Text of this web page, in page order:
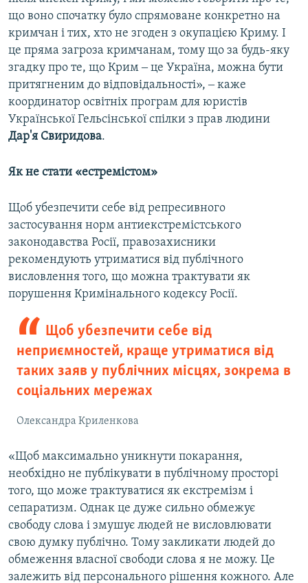
що воно спочатку було спрямоване конкретно на
кримчан і тих, хто не згоден з окупацією Криму. І
це пряма загроза кримчанам, тому що за будь-яку
згадку про те, що Крим ‒ це Україна, можна бути
притягненим до відповідальності», ‒ каже
координатор освітніх програм для юристів
Української Гельсінської спілки з прав людини
Дар'я Свиридова.
Як не стати «естремістом»
Щоб убезпечити себе від репресивного
застосування норм антиекстремістського
законодавства Росії, правозахисники
рекомендують утриматися від публічного
висловлення того, що можна трактувати як
порушення Кримінального кодексу Росії.
Щоб убезпечити себе від
неприємностей, краще утриматися від
таких заяв у публічних місцях, зокрема в
соціальних мережах
Олександра Криленкова
«Щоб максимально уникнути покарання,
необхідно не публікувати в публічному просторі
того, що може трактуватися як екстремізм і
сепаратизм. Однак це дуже сильно обмежує
свободу слова і змушує людей не висловлювати
свою думку публічно. Тому закликати людей до
обмеження власної свободи слова я не можу. Це
залежить від персонального рішення кожного. Але